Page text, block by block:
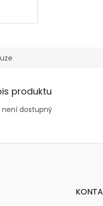
produktu
není dostupný